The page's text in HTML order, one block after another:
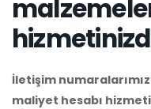
İletişim
maliyet hesabı